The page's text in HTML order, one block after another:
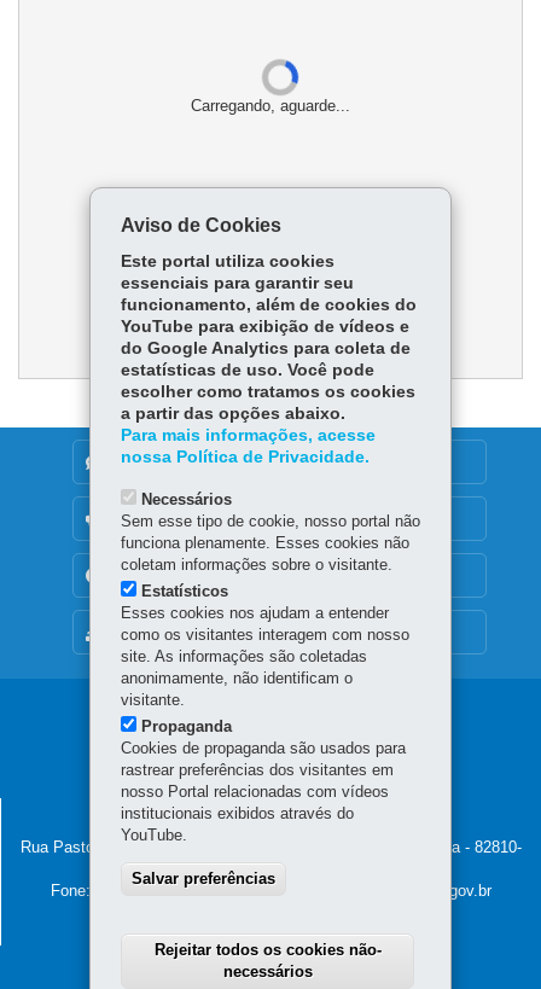
Carregando, aguarde...
MAPA DO SITE
DENUNCIE CORRUPÇÃO
OUVIDORIA
TRANSPARÊNCIA INSTITUCIONAL
Navegação
Principal
IPCESECRETARIA DO ESPORTE
Rua Pastor Manoel Virgínio de Souza, 1020 - Capão da Imbuia- 82810-
400-Curitiba-PR
Fone: 41 3361-7700- e-mail: contatoesporte@esporte.pr.gov.br
Aviso de Cookies
Este portal utiliza cookies
essenciais para garantir seu
funcionamento, além de cookies do
YouTube para exibição de vídeos e
do Google Analytics para coleta de
estatísticas de uso. Você pode
escolher como tratamos os cookies
a partir das opções abaixo.
Para mais informações, acesse
nossa Política de Privacidade.
Necessários
Sem esse tipo de cookie, nosso portal não
funciona plenamente. Esses cookies não
coletam informações sobre o visitante.
Estatísticos
Esses cookies nos ajudam a entender
como os visitantes interagem com nosso
site. As informações são coletadas
anonimamente, não identificam o
visitante.
Propaganda
Cookies de propaganda são usados para
rastrear preferências dos visitantes em
nosso Portal relacionadas com vídeos
institucionais exibidos através do
YouTube.
Salvar preferências
Rejeitar todos os cookies não-
necessários